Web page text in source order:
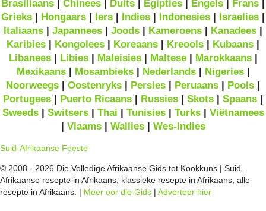
Brasiliaans
Chinees Duits Egipties Engels Frans
Grieks
Hongaars Iers Indies Indonesies Israelies
Italiaans
Japannees Joods Kameroens Kanadees
Karibies
Kongolees Koreaans Kreools Kubaans
Libanees| Libies| Maleisies| Maltese| Marokkaans|
Mexikaans| Mosambieks| Nederlands| Nigeries|
Noorweegs
Oostenryks Persies Peruaans Pools
Portugees
Puerto Ricaans Russies Skots Spaans
Sweeds| Switsers| Thai Tunisies| Turks| Viëtnamees
Vlaams| Wallies| Wes-Indies
Suid-Afrikaanse Feeste
© 2008 - 2026 Die Volledige Afrikaanse Gids tot Kookkuns | Suid-
Afrikaanse resepte in Afrikaans, klassieke resepte in Afrikaans, alle
resepte in Afrikaans. | Meer oor die Gids | Adverteer hier